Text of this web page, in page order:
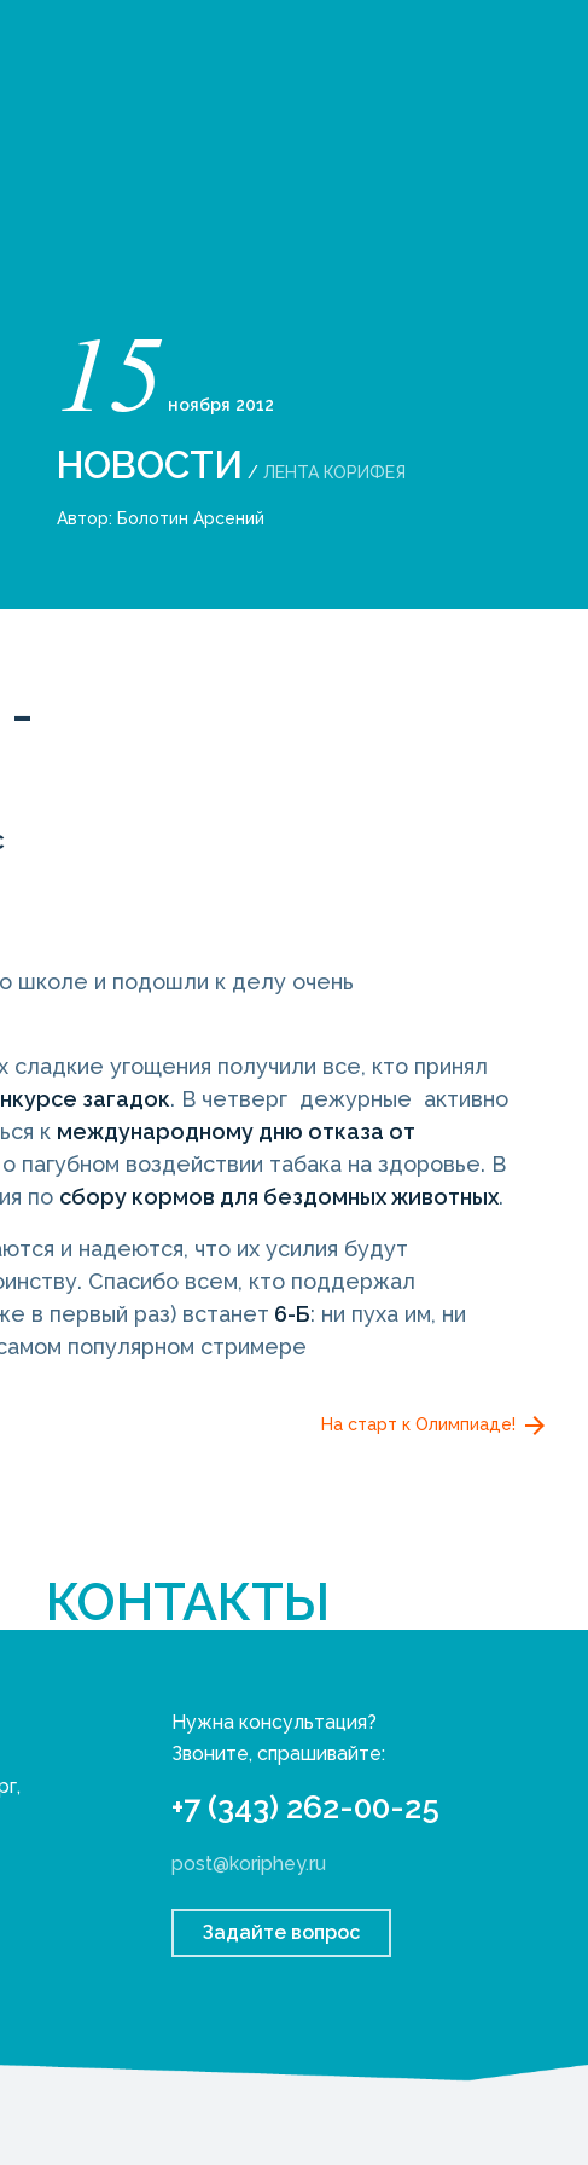
15 ноября 2012
НОВОСТИ / ЛЕНТА КОРИФЕЯ
Автор: Болотин Арсений
школе и подошли к делу очень
сладкие угощения получили все, кто принял
загадок. В четверг дежурные активно
к международному дню отказа от
пагубном воздействии табака на здоровье. В
по сбору кормов для бездомных животных.
и надеются, что их усилия будут
Спасибо всем, кто поддержал
в первый раз) встанет 6-Б: ни пуха им, ни
популярном стримере
На старт к Олимпиаде!
КОНТАКТЫ
Нужна консультация?
Звоните, спрашивайте:
+7 (343) 262-00-25
post@koriphey.ru
Задайте вопрос